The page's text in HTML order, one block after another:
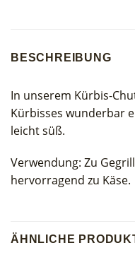
BESCHREIBUNG
In unserem Kürbis-
Kürbisses wunderbar
leicht süß.
Verwendung: Zu
hervorragend zu Käse.
ÄHNLICHE